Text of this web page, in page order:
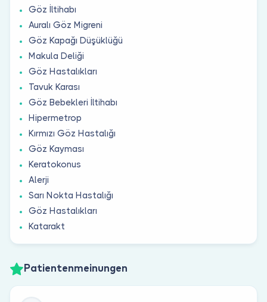
Göz İltihabı
Auralı Göz Migreni
Göz Kapağı Düşüklüğü
Makula Deliği
Göz Hastalıkları
Tavuk Karası
Göz Bebekleri İltihabı
Hipermetrop
Kırmızı Göz Hastalığı
Göz Kayması
Keratokonus
Alerji
Sarı Nokta Hastalığı
Göz Hastalıkları
Katarakt
Patientenmeinungen